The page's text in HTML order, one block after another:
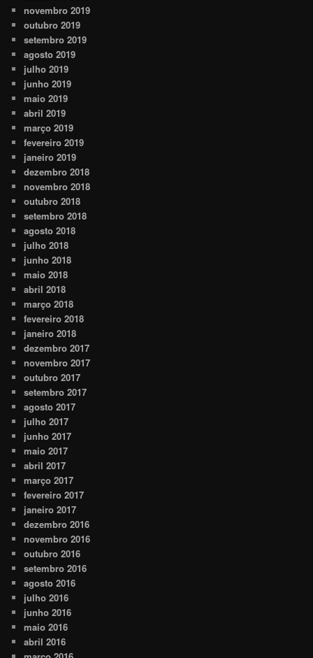
novembro 2019
outubro 2019
setembro 2019
agosto 2019
julho 2019
junho 2019
maio 2019
abril 2019
março 2019
fevereiro 2019
janeiro 2019
dezembro 2018
novembro 2018
outubro 2018
setembro 2018
agosto 2018
julho 2018
junho 2018
maio 2018
abril 2018
março 2018
fevereiro 2018
janeiro 2018
dezembro 2017
novembro 2017
outubro 2017
setembro 2017
agosto 2017
julho 2017
junho 2017
maio 2017
abril 2017
março 2017
fevereiro 2017
janeiro 2017
dezembro 2016
novembro 2016
outubro 2016
setembro 2016
agosto 2016
julho 2016
junho 2016
maio 2016
abril 2016